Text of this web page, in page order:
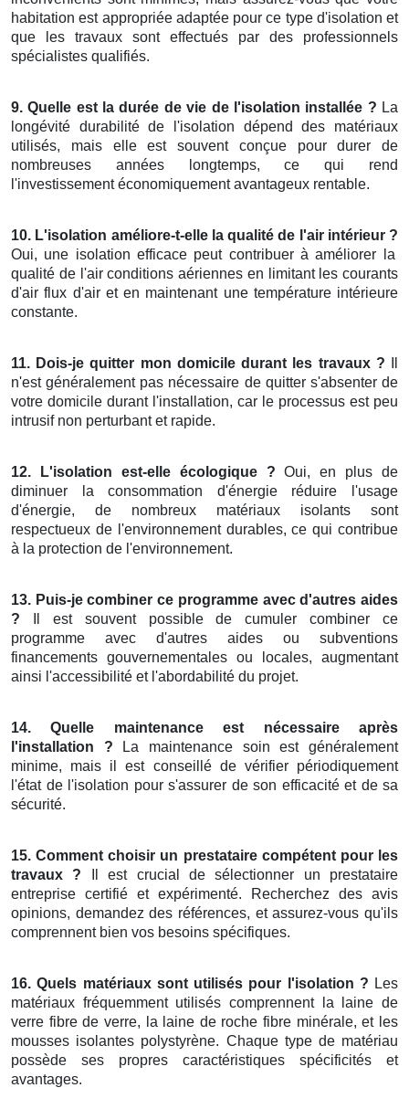
habitation est appropriée adaptée pour ce type d'isolation et
que les travaux sont effectués par des professionnels
spécialistes qualifiés.
9. Quelle est la durée de vie de l'isolation installée ? La
longévité durabilité de l'isolation dépend des matériaux
utilisés, mais elle est souvent conçue pour durer de
nombreuses années longtemps, ce qui rend
l'investissement économiquement avantageux rentable.
10. L'isolation améliore-t-elle la qualité de l'air intérieur ?
Oui, une isolation efficace peut contribuer à améliorer la
qualité de l'air conditions aériennes en limitant les courants
d'air flux d'air et en maintenant une température intérieure
constante.
11. Dois-je quitter mon domicile durant les travaux ?
n'est généralement pas nécessaire de quitter s'absenter de
votre domicile durant l'installation, car le processus est peu
intrusif non perturbant et rapide.
12. L'isolation est-elle écologique ? Oui, en plus de
diminuer la consommation d'énergie réduire l'usage
d'énergie, de nombreux matériaux isolants sont
respectueux de l'environnement durables, ce qui contribue
à la protection de l'environnement.
13. Puis-je combiner ce programme avec d'autres aides
? Il est souvent possible de cumuler combiner ce
programme avec d'autres aides ou subventions
financements gouvernementales ou locales, augmentant
ainsi l'accessibilité et l'abordabilité du projet.
14. Quelle maintenance est nécessaire après
l'installation ? La maintenance soin est généralement
minime, mais il est conseillé de vérifier périodiquement
l'état de l'isolation pour s'assurer de son efficacité et de sa
sécurité.
15. Comment choisir un prestataire compétent pour les
travaux ? Il est crucial de sélectionner un prestataire
entreprise certifié et expérimenté. Recherchez des avis
opinions, demandez des références, et assurez-vous qu'ils
comprennent bien vos besoins spécifiques.
16. Quels matériaux sont utilisés pour l'isolation ? Les
matériaux fréquemment utilisés comprennent la laine de
verre fibre de verre, la laine de roche fibre minérale, et les
mousses isolantes polystyrène. Chaque type de matériau
possède ses propres caractéristiques spécificités et
avantages.